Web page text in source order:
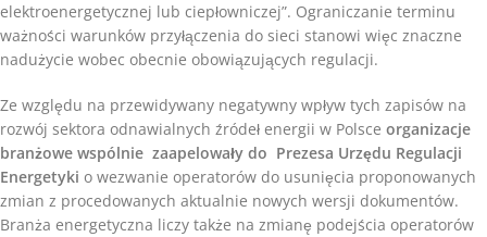
elektroenergetycznej lub ciepłowniczej”. Ograniczanie terminu
ważności warunków przyłączenia do sieci stanowi więc znaczne
nadużycie wobec obecnie obowiązujących regulacji.
Ze względu na przewidywany negatywny wpływ tych zapisów na
rozwój sektora odnawialnych źródeł energii w Polsce organizacje
branżowe wspólnie zaapelowały do Prezesa Urzędu Regulacji
Energetyki o wezwanie operatorów do usunięcia proponowanych
zmian z procedowanych aktualnie nowych wersji dokumentów.
Branża energetyczna liczy także na zmianę podejścia operatorów